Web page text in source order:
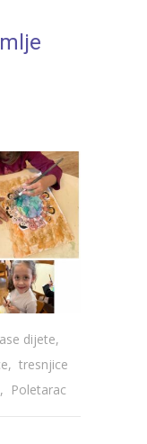
dijete,
, tresnjice
, Poletarac